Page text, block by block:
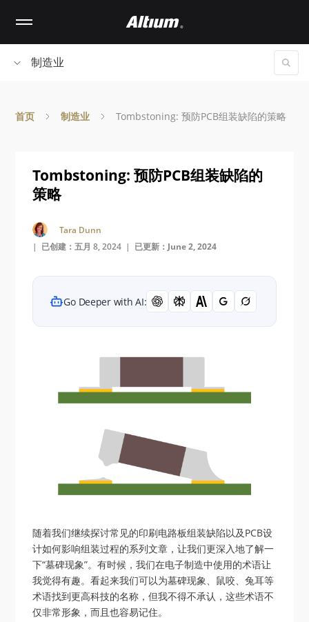
content制造业
首页 制造业 Tombstoning: 预防PCB组装缺陷的策略
Tombstoning: 预防PCB组装缺陷的
策略
Tara Dunn
| 已创建：五月 8, 2024 | 已更新：June 2, 2024
Go Deeper with AI:
随着我们继续探讨常见的印刷电路板组装缺陷以及PCB设
计如何影响组装过程的系列文章，让我们更深入地了解一
下“墓碑现象”。有时候，我们在电子制造中使用的术语让
我觉得有趣。看起来我们可以为墓碑现象、鼠咬、兔耳等
术语找到更高科技的名称，但我不得不承认，这些术语不
仅非常形象，而且也容易记住。